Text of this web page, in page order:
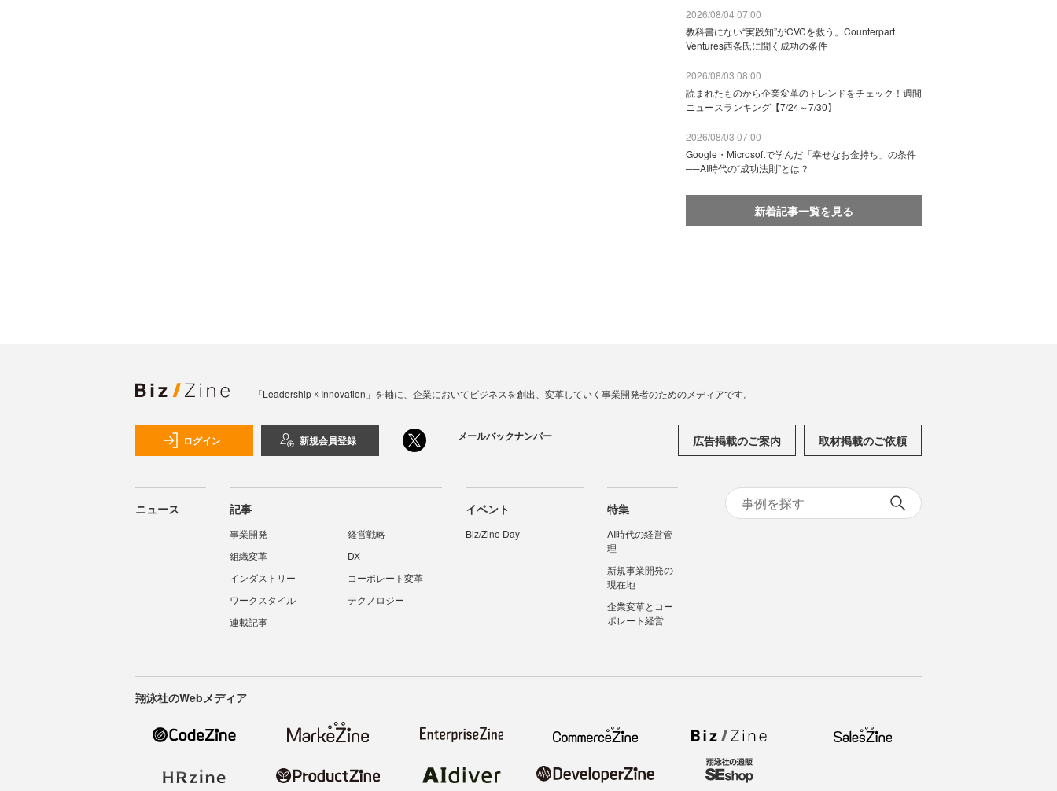
2026/08/04 07:00
教科書にない“実践知”がCVCを救う。Counterpart
Ventures西条氏に聞く成功の条件
2026/08/03 08:00
読まれたものから企業変革のトレンドをチェック！週間
ニュースランキング【7/24～7/30】
2026/08/03 07:00
Google・Microsoftで学んだ「幸せなお金持ち」の条件
──AI時代の“成功法則”とは？
新着記事一覧を見る
「Leadership ☓ Innovation」を軸に、企業においてビジネスを創出、変革していく事業開発者のためのメディアです。
ログイン 新規会員登録 メールバックナンバー 広告掲載のご案内 取材掲載のご依頼
ニュース 記事
事業開発
経営戦略
組織変革
DX
インダストリー
コーポレート変革
ワークスタイル
テクノロジー
連載記事
イベント
Biz/Zine Day
特集
AI時代の経営管
理
新規事業開発の
現在地
企業変革とコー
ポレート経営
翔泳社のWebメディア